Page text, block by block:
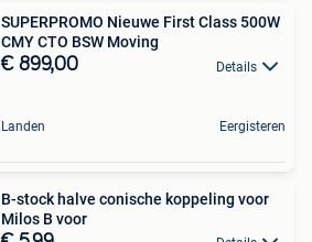
SUPERPROMO Nieuwe First Class 500W
CMY CTO BSW Moving
€ 899,00 Details
Landen Eergisteren
B-stock halve conische koppeling voor
Milos B voor